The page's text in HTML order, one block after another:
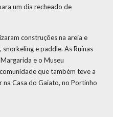
um dia recheado de
construções na areia e
e paddle. As Ruínas
e o Museu
que também teve a
Casa do Gaiato, no Portinho